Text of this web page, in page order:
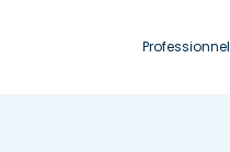
Professionnel